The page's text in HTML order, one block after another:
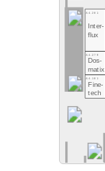
A4.181
Fine-
tech
A4.279
Dos-
matix
A4.281
Inter-
flux